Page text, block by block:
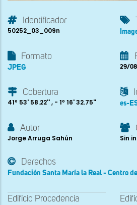
Identificador
50252_03_009n
Formato
JPEG 29/
Cobertura
41º 53' 58.22'' , - 1º 16' 32.75'' es-
Autor
Jorge Arruga Sahún Sin
Derechos
Fundación Santa María la Real - Centro
Edificio Procedencia